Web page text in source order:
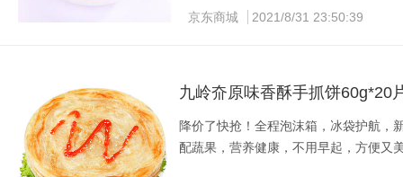
叠加优惠券：满200减10
京东商城 2021/8/31 23:50:39
九岭夼原味香酥手抓饼60g*20
降价了快抢！全程泡沫箱，冰袋护航，
配蔬果，营养健康，不用早起，方便又